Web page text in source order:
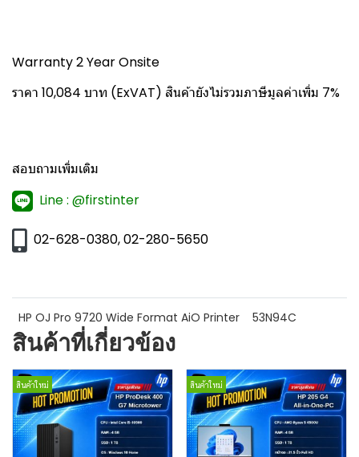
Warranty2 Year Onsite
ราคา 10,084 บาท (ExVAT) สินค้ายังไม่รวมภาษีมูลค่าเพิ่ม 7%
สอบถามเพิ่มเติม
Line : @firstinter
02-628-0380, 02-280-5650
HP OJ Pro 9720 Wide Format AiO Printer 53N94C
สินค้าที่เกี่ยวข้อง
สินค้าใหม่ สินค้าใหม่